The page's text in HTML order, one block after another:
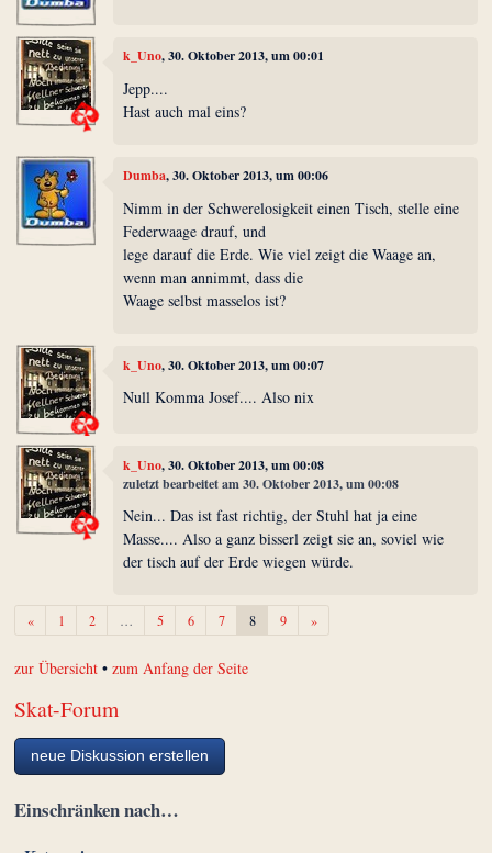
k_Uno, 30. Oktober 2013, um 00:01
Jepp....
Hast auch mal eins?
Dumba, 30. Oktober 2013, um 00:06
Nimm in der Schwerelosigkeit einen Tisch, stelle eine
Federwaage drauf, und
lege darauf die Erde. Wie viel zeigt die Waage an,
wenn man annimmt, dass die
Waage selbst masselos ist?
k_Uno, 30. Oktober 2013, um 00:07
Null Komma Josef.... Also nix
k_Uno, 30. Oktober 2013, um 00:08
zuletzt bearbeitet am 30. Oktober 2013, um 00:08
Nein... Das ist fast richtig, der Stuhl hat ja eine
Masse.... Also a ganz bisserl zeigt sie an, soviel wie
der tisch auf der Erde wiegen würde.
«Zurück1 2 … 5 6 7 8 9 »Weiter
zur Übersicht •zum Anfang der Seite
Skat-Forum
neue Diskussion erstellen
Einschränken nach…